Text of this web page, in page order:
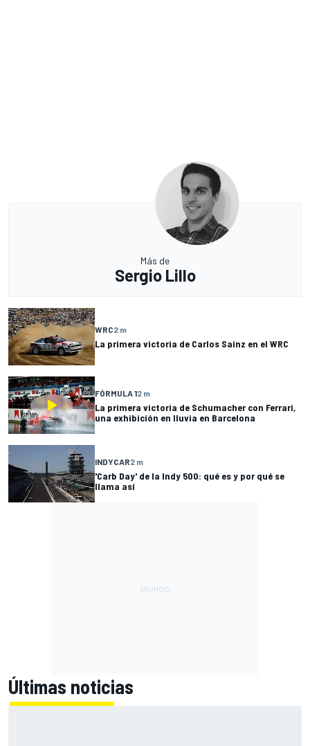
Más de
Sergio Lillo
WRC2 m
La primera victoria de Carlos Sainz en el WRC
FÓRMULA 12 m
La primera victoria de Schumacher con Ferrari,
una exhibición en lluvia en Barcelona
INDYCAR2 m
'Carb Day' de la Indy 500: qué es y por qué se
llama así
Últimas noticias